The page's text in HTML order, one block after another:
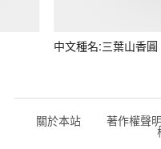
中文種名:三葉山香圓
關於本站 著作權聲明